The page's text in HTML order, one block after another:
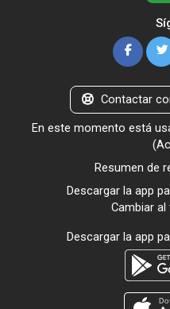
Contactar
En este momento está
(
Resumen de
Descargar la app
Cambiar
Descargar la app